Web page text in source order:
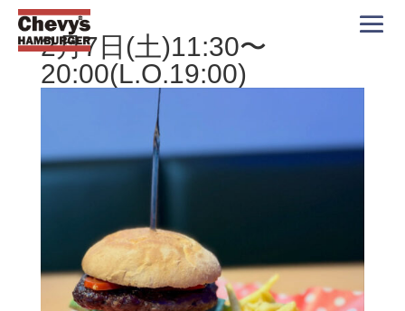
2月7日(土)11:30〜
20:00(L.O.19:00)